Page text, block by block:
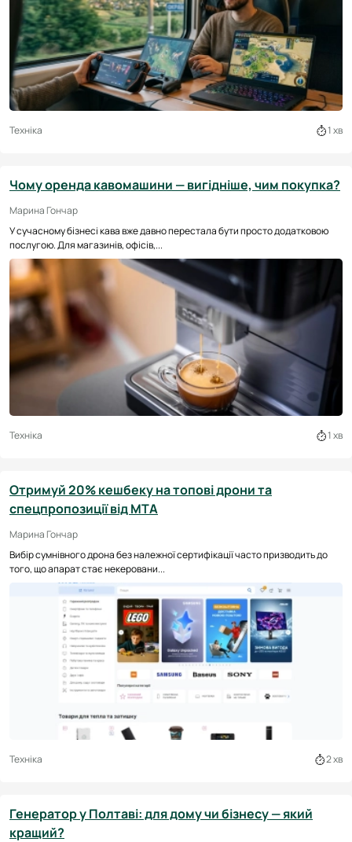
Техніка 1 хв
Чому оренда кавомашини — вигідніше, чим покупка?
Марина Гончар
У сучасному бізнесі кава вже давно перестала бути просто додатковою
послугою. Для магазинів, офісів,...
Техніка 1 хв
Отримуй 20% кешбеку на топові дрони та
спецпропозиції від МТА
Марина Гончар
Вибір сумнівного дрона без належної сертифікації часто призводить до
того, що апарат стає некеровани...
Техніка 2 хв
Генератор у Полтаві: для дому чи бізнесу — який
кращий?